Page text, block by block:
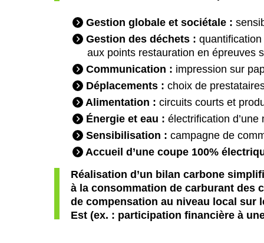
Gestion globale et sociétale :
Gestion des déchets :
aux points restauration en épreuves
Communication : impression sur
Déplacements : choix de
Alimentation : circuits courts et
Énergie et eau : électrification
Sensibilisation : campagne de
Accueil d’une coupe 100%
Réalisation d’un bilan carbone
à la consommation de carburant des
de compensation au niveau local sur
Est (ex. : participation financière à